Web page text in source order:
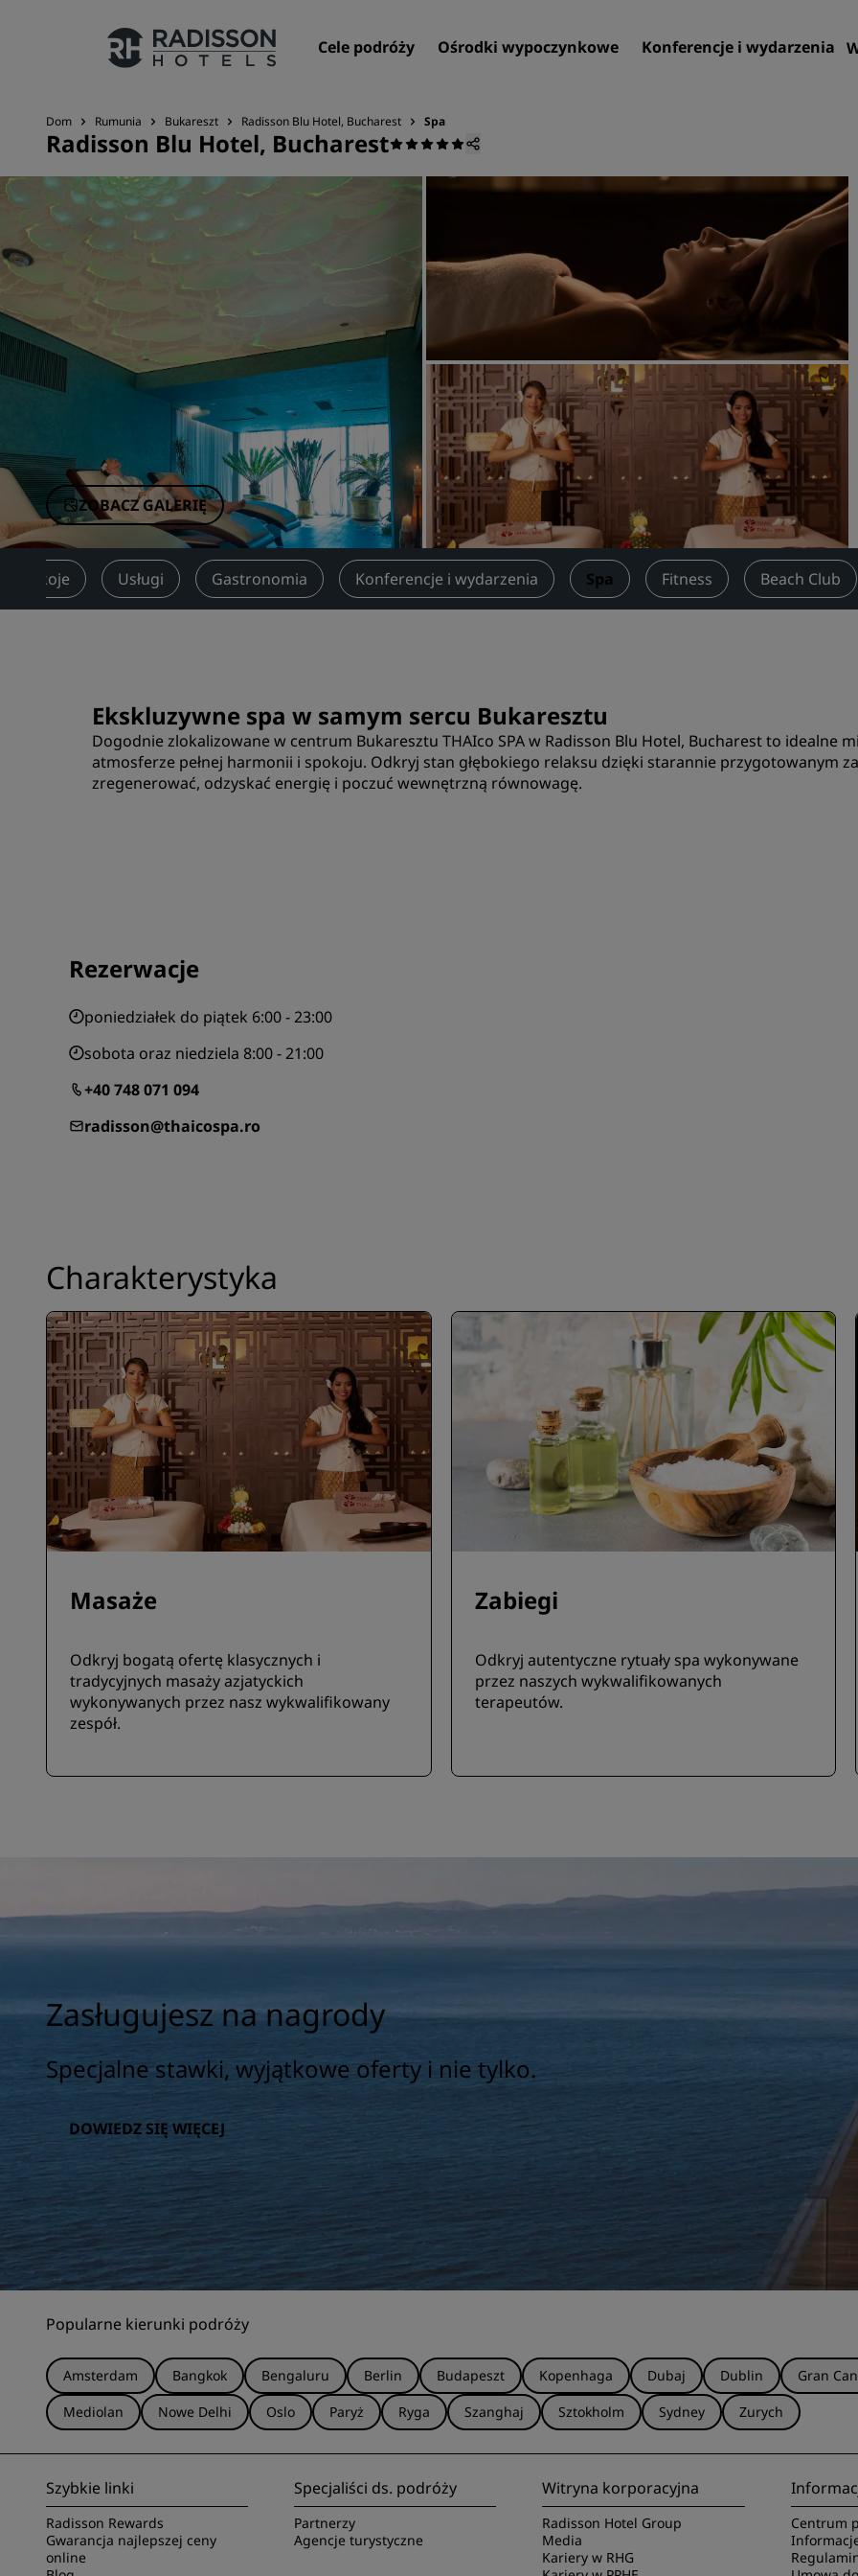
Cele podróży Ośrodki wypoczynkowe Konferencje i wydarzenia
Nasze marki
Marki Radisson Hotels
Marki stowarzyszone w Chinach
Cele podróży
Ośrodki wypoczynkowe
Apartamenty z obsługą
Hotele lotniskowe
Nowe i powstające hotele
Konferencje i wydarzenia
Przedstawiamy ofertę
Meetings
Zarezerwuj miejsce
Poprosić o wycenę
Miejsca na organizację
Rozwiązania branżowe
Szukaj lotów
Usługi cyfrowe
Dom Rumunia Bukareszt Radisson Blu Hotel, Bucharest Spa
Radisson Blu Hotel, Bucharest
ZOBACZ GALERIĘ
Pokoje Usługi Gastronomia Konferencje i wydarzenia Spa Fitness Beach Club
Ekskluzywne spa w samym sercu Bukaresztu
Dogodnie zlokalizowane w centrum Bukaresztu THAIco SPA w Radisson Blu Hotel, Bucharest to idealne
atmosferze pełnej harmonii i spokoju. Odkryj stan głębokiego relaksu dzięki starannie przygotowanym
zregenerować, odzyskać energię i poczuć wewnętrzną równowagę.
Rezerwacje
poniedziałek do piątek 6:00 - 23:00
sobota oraz niedziela 8:00 - 21:00
+40 748 071 094
radisson@thaicospa.ro
Charakterystyka
Masaże
Odkryj bogatą ofertę klasycznych i
tradycyjnych masaży azjatyckich
wykonywanych przez nasz wykwalifikowany
zespół.
Zabiegi
Odkryj autentyczne rytuały spa wykonywane
przez naszych wykwalifikowanych
terapeutów.
Zasługujesz na nagrody
Specjalne stawki, wyjątkowe oferty i nie tylko.
DOWIEDZ SIĘ WIĘCEJ
Popularne kierunki podróży
Amsterdam Bangkok Bengaluru Berlin Budapeszt Kopenhaga Dubaj Dublin Gran
Mediolan
Nowe Delhi Oslo Paryż Ryga Szanghaj Sztokholm Sydney Zurych
Szybkie linki
Radisson Rewards
Gwarancja najlepszej ceny
online
Specjaliści ds. podróży
Partnerzy
Agencje turystyczne
Witryna korporacyjna
Radisson Hotel Group
Media
Kariery w RHG
Centrum